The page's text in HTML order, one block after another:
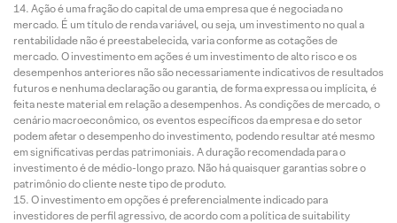
Ação é uma fração do capital de uma empresa que é negociada no
mercado. É um título de renda variável, ou seja, um investimento no qual a
rentabilidade não é preestabelecida, varia conforme as cotações de
mercado. O investimento em ações é um investimento de alto risco e os
desempenhos anteriores não são necessariamente indicativos de resultados
futuros e nenhuma declaração ou garantia, de forma expressa ou implícita, é
feita neste material em relação a desempenhos. As condições de mercado, o
cenário macroeconômico, os eventos específicos da empresa e do setor
podem afetar o desempenho do investimento, podendo resultar até mesmo
em significativas perdas patrimoniais. A duração recomendada para o
investimento é de médio-longo prazo. Não há quaisquer garantias sobre o
patrimônio do cliente neste tipo de produto.
O investimento em opções é preferencialmente indicado para
investidores de perfil agressivo, de acordo com a política de suitability